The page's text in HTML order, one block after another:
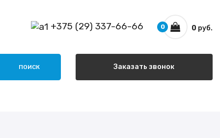
+375 (29) 337-66-66 0 руб.
0
ПОИСК Заказать звонок